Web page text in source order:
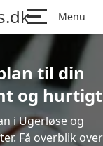
Menu
til din
og hurtigt
i Ugerløse og
Få overblik over